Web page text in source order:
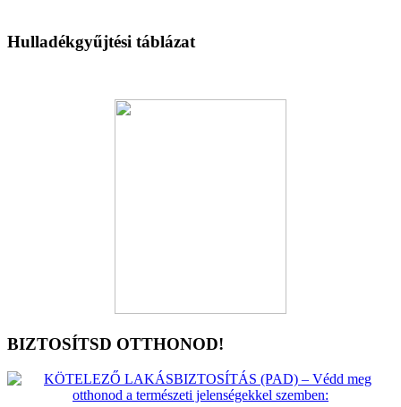
Hulladékgyűjtési táblázat
BIZTOSÍTSD OTTHONOD!